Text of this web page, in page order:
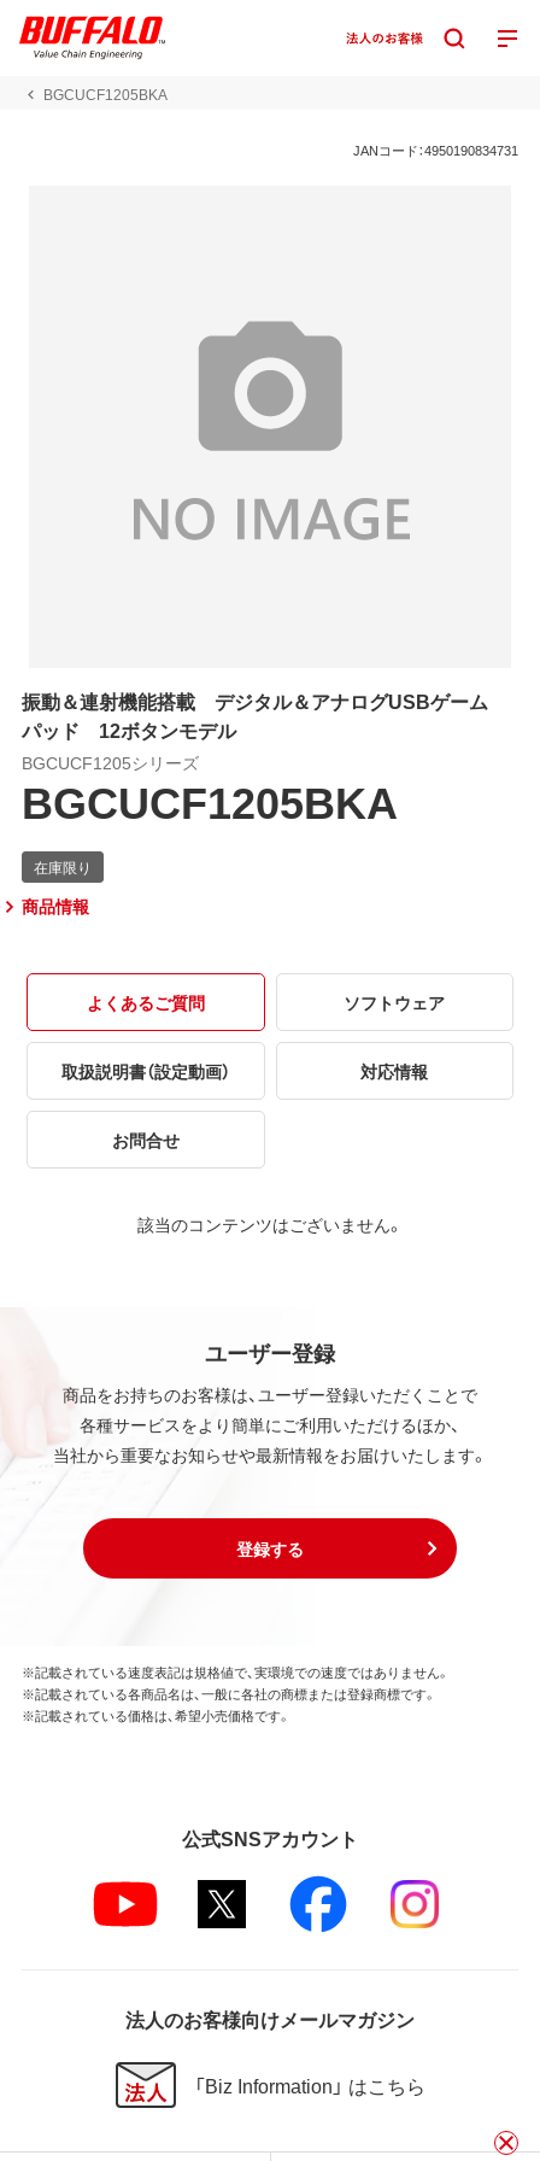
BGCUCF1205BKA
JANコード：4950190834731
振動＆連射機能搭載 デジタル＆アナログUSBゲーム
パッド 12ボタンモデル
BGCUCF1205シリーズ
BGCUCF1205BKA
商品情報
よくあるご質問 ソフトウェア
取扱説明書（設定動画） 対応情報
お問合せ
該当のコンテンツはございません。
ユーザー登録
商品をお持ちのお客様は、ユーザー登録いただくことで
各種サービスをより簡単にご利用いただけるほか、
当社から重要なお知らせや最新情報をお届けいたします。
登録する
※記載されている速度表記は規格値で、実環境での速度ではありません。
※記載されている各商品名は、一般に各社の商標または登録商標です。
※記載されている価格は、希望小売価格です。
公式SNSアカウント
法人のお客様向けメールマガジン
「Biz Information」 はこちら